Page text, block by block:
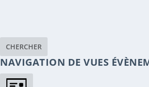
CHERCHER
NAVIGATION DE VUES